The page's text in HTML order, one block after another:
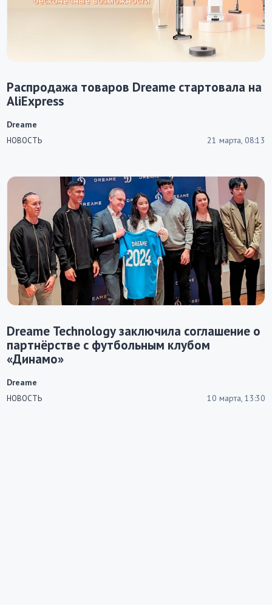
Распродажа товаров Dreame стартовала на
AliExpress
НОВОСТЬ 21 марта, 08:13
Dreame
Dreame Technology заключила соглашение о
партнёрстве с футбольным клубом
«Динамо»
НОВОСТЬ 10 марта, 13:30
Dreame